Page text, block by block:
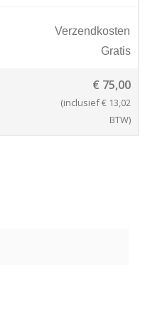
Verzendkosten
Gratis
€ 75,00
(inclusief€ 13,02
BTW)